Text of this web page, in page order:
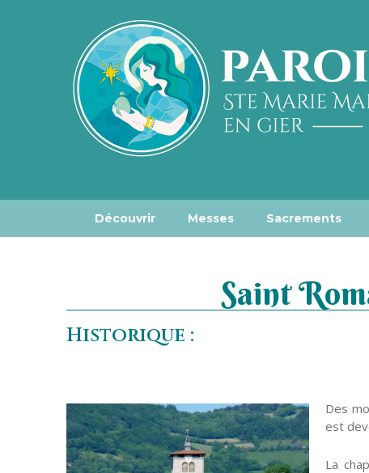
Découvrir Messes Sacrements
Saint
Historique :
Des
est
La